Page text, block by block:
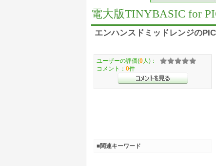
電大版TINYBASIC for
エンハンスドミッドレンジの
ユーザーの評価(0 人)：
コメント： 0件
■関連キーワード